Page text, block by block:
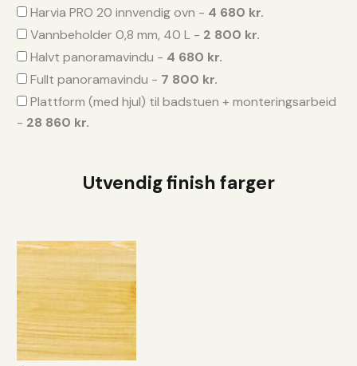
Harvia PRO 20 innvendig ovn - 4 680 kr.
Vannbeholder 0,8 mm, 40 L - 2 800 kr.
Halvt panoramavindu - 4 680 kr.
Fullt panoramavindu - 7 800 kr.
Plattform (med hjul) til badstuen + monteringsarbeid
- 28 860 kr.
Utvendig finish farger